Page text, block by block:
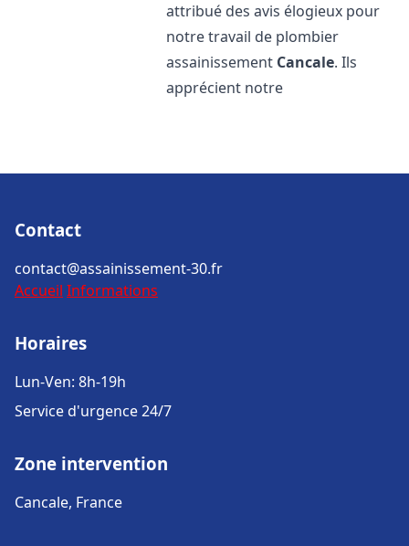
attribué des avis élogieux pour
notre travail de plombier
assainissement Cancale. Ils
apprécient notre
Contact
contact@assainissement-30.fr
Accueil Informations
Horaires
Lun-Ven: 8h-19h
Service d'urgence 24/7
Zone intervention
Cancale, France